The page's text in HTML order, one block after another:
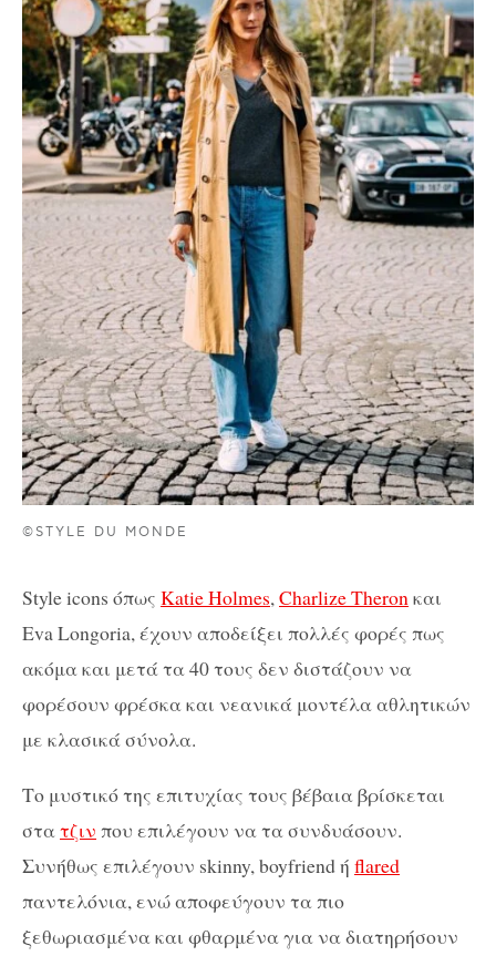
©STYLE DU MONDE
Style icons όπως Katie Holmes,Charlize Theronκαι
Eva Longoria, έχουν αποδείξει πολλές φορές πως
ακόμα και μετά τα 40 τους δεν διστάζουν να
φορέσουν φρέσκα και νεανικά μοντέλα αθλητικών
με κλασικά σύνολα.
Το μυστικό της επιτυχίας τους βέβαια βρίσκεται
στατζιν που επιλέγουν να τα συνδυάσουν.
Συνήθως επιλέγουν skinny, boyfriend ή flared
παντελόνια, ενώ αποφεύγουν τα πιο
ξεθωριασμένα και φθαρμένα για να διατηρήσουν